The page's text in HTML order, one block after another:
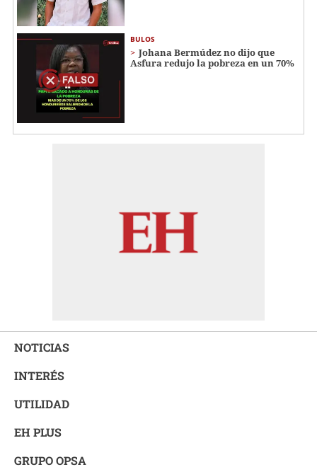
BULOS
Johana Bermúdez no dijo que
Asfura redujo la pobreza en un 70%
NOTICIAS
INTERÉS
UTILIDAD
EH PLUS
GRUPO OPSA